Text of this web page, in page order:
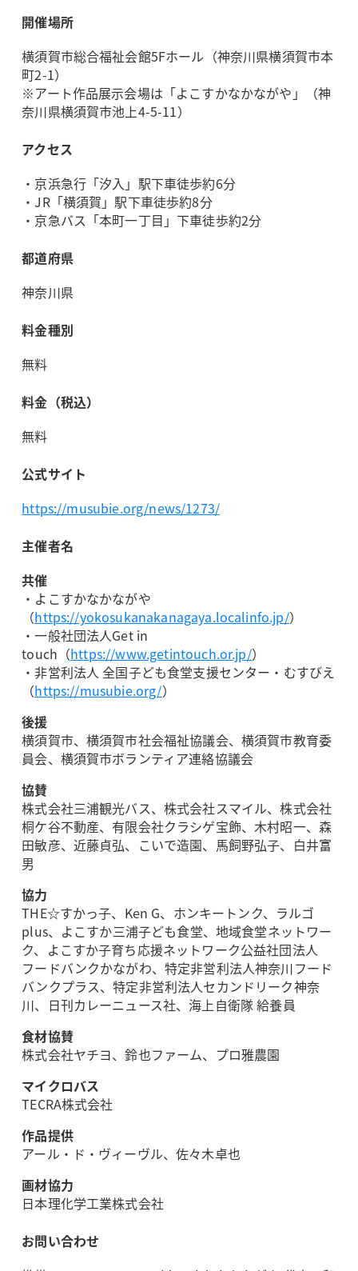
開催場所
横須賀市総合福祉会館5Fホール（神奈川県横須賀市本
町2-1）
※アート作品展示会場は「よこすかなかながや」（神
奈川県横須賀市池上4-5-11）
アクセス
・京浜急行「汐入」駅下車徒歩約6分
・JR「横須賀」駅下車徒歩約8分
・京急バス「本町一丁目」下車徒歩約2分
都道府県
神奈川県
料金種別
無料
料金（税込）
無料
公式サイト
https://musubie.org/news/1273/
主催者名
共催
・よこすかなかながや
（https://yokosukanakanagaya.localinfo.jp/）
・一般社団法人Get in
touch（https://www.getintouch.or.jp/）
・非営利法人 全国子ども食堂支援センター・むすびえ
（https://musubie.org/）
後援
横須賀市、横須賀市社会福祉協議会、横須賀市教育委
員会、横須賀市ボランティア連絡協議会
協賛
株式会社三浦観光バス、株式会社スマイル、株式会社
桐ケ谷不動産、有限会社クラシゲ宝飾、木村昭一、森
田敏彦、近藤貞弘、こいで造園、馬飼野弘子、白井富
男
協力
THE☆すかっ子、Ken G、ホンキートンク、ラルゴ
plus、よこすか三浦子ども食堂、地域食堂ネットワー
ク、よこすか子育ち応援ネットワーク公益社団法人
フードバンクかながわ、特定非営利法人神奈川フード
バンクプラス、特定非営利法人セカンドリーク神奈
川、日刊カレーニュース社、海上自衛隊 給養員
食材協賛
株式会社ヤチヨ、鈴也ファーム、プロ雅農園
マイクロバス
TECRA株式会社
作品提供
アール・ド・ヴィーヴル、佐々木卓也
画材協力
日本理化学工業株式会社
お問い合わせ